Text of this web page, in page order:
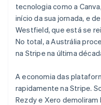
tecnologia como a
início da sua jornada, e
Westfield, que está se
No total, a Austrália
na Stripe na última
A economia das
rapidamente na Stripe.
Rezdy e Xero